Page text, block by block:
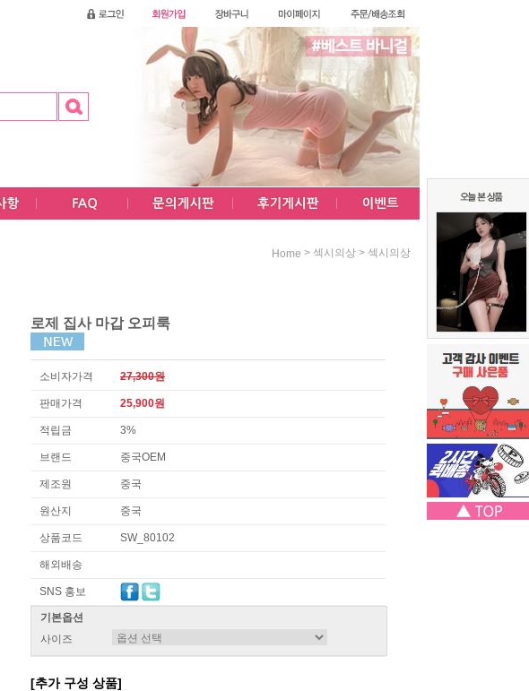
Home > 섹시의상 > 섹시의상
로제 집사 마갑 오피룩
소비자가격 27,300원
판매가격 25,900원
적립금 3%
브랜드 중국OEM
제조원 중국
원산지 중국
상품코드 SW_80102
해외배송
SNS 홍보
기본옵션
사이즈
[추가 구성 상품]